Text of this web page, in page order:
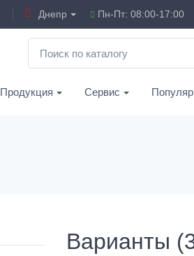
Днепр Пн-Пт: 08:00-17:00
Продукция Сервис
Варианты